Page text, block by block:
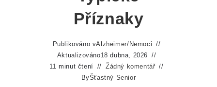
Příznaky
Publikováno vAlzheimer/ Nemoci
Aktualizováno18 dubna, 2026
11 minut čtení
Žádný komentář
ByŠťastný Senior